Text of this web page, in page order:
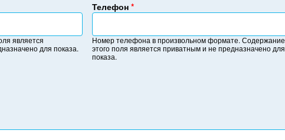
является
для показа.
Телефон *
Н
м
е
Номер телефона в произвольном формате. Содержание
этого поля является приватным и не предназначено для
показа.